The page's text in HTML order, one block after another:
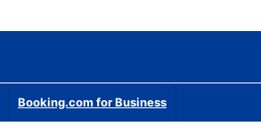
Booking.com for Business